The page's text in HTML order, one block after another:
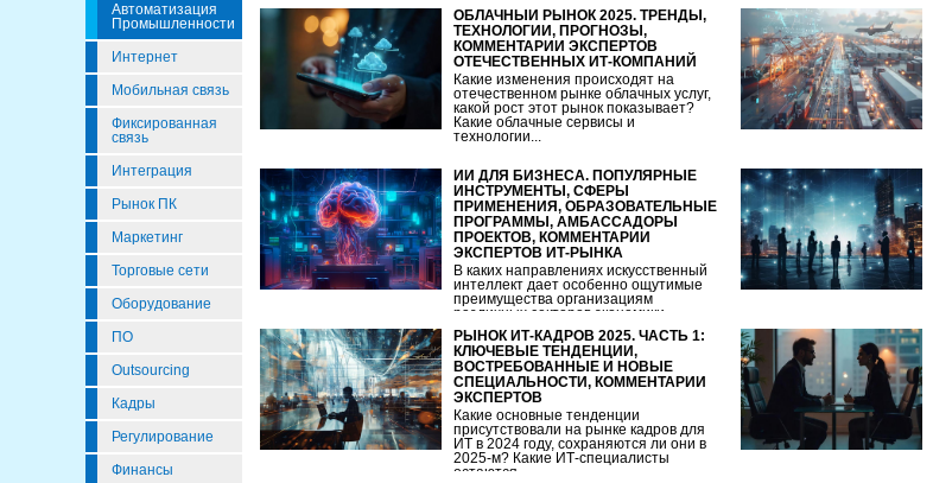
Автоматизация
Промышленности
Интернет
Мобильная связь
Фиксированная
связь
Интеграция
Рынок ПК
Маркетинг
Торговые сети
Оборудование
ПО
Outsourcing
Кадры
Регулирование
Финансы
ОБЛАЧНЫЙ РЫНОК 2025. ТРЕНДЫ,
ТЕХНОЛОГИИ, ПРОГНОЗЫ,
КОММЕНТАРИИ ЭКСПЕРТОВ
ОТЕЧЕСТВЕННЫХ ИТ-КОМПАНИЙ
Какие изменения происходят на
отечественном рынке облачных услуг,
какой рост этот рынок показывает?
Какие облачные сервисы и
технологии...
ИИ ДЛЯ БИЗНЕСА. ПОПУЛЯРНЫЕ
ИНСТРУМЕНТЫ, СФЕРЫ
ПРИМЕНЕНИЯ, ОБРАЗОВАТЕЛЬНЫЕ
ПРОГРАММЫ, АМБАССАДОРЫ
ПРОЕКТОВ, КОММЕНТАРИИ
ЭКСПЕРТОВ ИТ-РЫНКА
В каких направлениях искусственный
интеллект дает особенно ощутимые
преимущества организациям
различных секторов экономики,
успевает...
РЫНОК ИТ-КАДРОВ 2025. ЧАСТЬ 1:
КЛЮЧЕВЫЕ ТЕНДЕНЦИИ,
ВОСТРЕБОВАННЫЕ И НОВЫЕ
СПЕЦИАЛЬНОСТИ, КОММЕНТАРИИ
ЭКСПЕРТОВ
Какие основные тенденции
присутствовали на рынке кадров для
ИТ в 2024 году, сохраняются ли они в
2025-м? Какие ИТ-специалисты
остаются...